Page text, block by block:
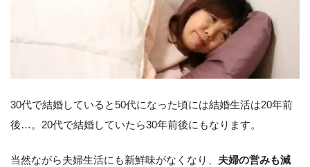
30代で結婚していると50代になった頃には結婚生活は20年前
後…。20代で結婚していたら30年前後にもなります。
当然ながら夫婦生活にも新鮮味がなくなり、 夫婦の営みも減